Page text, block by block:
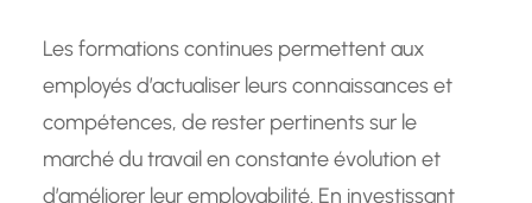
Les formations continues permettent aux
employés d’actualiser leurs connaissances et
compétences, de rester pertinents sur le
marché du travail en constante évolution et
d’améliorer leur employabilité. En investissant